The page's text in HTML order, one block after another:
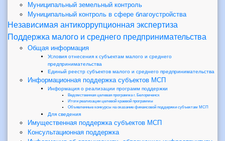
Муниципальный земельный контроль
Муниципальный контроль в сфере благоустройства
Независимая антикоррупционная экспертиза
Поддержка малого и среднего предпринимательства
Общая информация
Условия отнесения к субъектам малого и среднего
предпринимательства
Единый реестр субъектов малого и среднего предпринимательства
Информационная поддержка субъектов МСП
Информация о реализации программ поддержки
Ведомственная целевая программа г. Белореченск
Итоги реализации целевой краевой программы
Объявленные конкурсы на оказание финансовой поддержки субъектам МСП
Для сведения
Имущественная поддержка субъектов МСП
Консультационная поддержка